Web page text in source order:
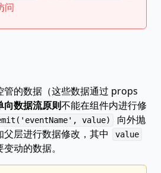
问
管的数据（这些数据通过 props
向数据流原则不能在组件内进行修
value)
向外抛
层进行数据修改，其中
value
动的数据。